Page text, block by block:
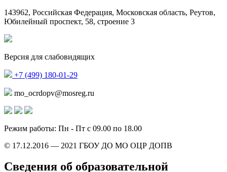
143962, Российская Федерация, Московская область, Реутов,
Юбилейный проспект, 58, строение 3
Версия для слабовидящих
+7 (499) 180-01-29
mo_ocrdopv@mosreg.ru
Режим работы: Пн - Пт с 09.00 по 18.00
© 17.12.2016 — 2021 ГБОУ ДО МО ОЦР ДОПВ
Сведения об образовательной